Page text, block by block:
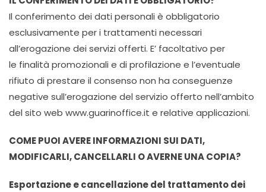
Il conferimento dei dati personali è obbligatorio
esclusivamente per i trattamenti necessari
all’erogazione dei servizi offerti. E’ facoltativo per
le finalità promozionali e di profilazione e l’eventuale
rifiuto di prestare il consenso non ha conseguenze
negative sull’erogazione del servizio offerto nell’ambito
del sito web www.guarinoffice.it e relative applicazioni.
COME PUOI AVERE INFORMAZIONI SUI DATI,
MODIFICARLI, CANCELLARLI O AVERNE UNA COPIA?
Esportazione e cancellazione del trattamento dei